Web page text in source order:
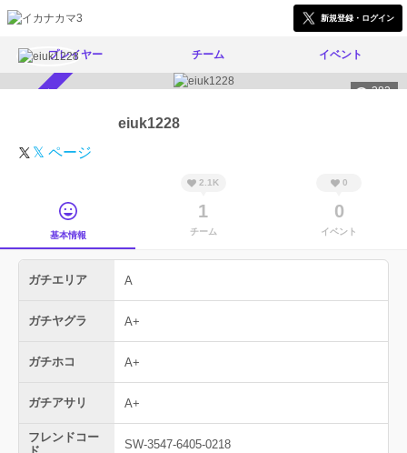
新規登録・ログイン
プレイヤー チーム イベント
382
eiuk1228
𝕏 ページ
基本情報
2.1K
1
チーム
0
0
イベント
ガチエリア A
ガチヤグラ A+
ガチホコ A+
ガチアサリ A+
フレンドコー
SW-3547-6405-0218